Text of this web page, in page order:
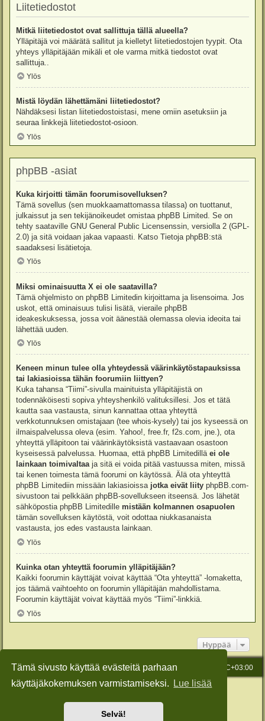
Tämä sivusto käyttää evästeitä parhaan
käyttäjäkokemuksen varmistamiseksi.
Lue lisää
Selvä!
Liitetiedostot
Mitkä liitetiedostot ovat sallittuja tällä alueella?
Ylläpitäjä voi määrätä sallitut ja kielletyt liitetiedostojen tyypit. Ota
yhteys ylläpitäjään mikäli et ole varma mitkä tiedostot ovat
sallittuja..
Ylös
Mistä löydän lähettämäni liitetiedostot?
Nähdäksesi listan liitetiedostoistasi, mene omiin asetuksiin ja
seuraa linkkejä liitetiedostot-osioon.
Ylös
phpBB -asiat
Kuka kirjoitti tämän foorumisovelluksen?
Tämä sovellus (sen muokkaamattomassa tilassa) on tuottanut,
julkaissut ja sen tekijänoikeudet omistaa phpBB Limited . Se on
tehty saataville GNU General Public Licensenssin, versiolla 2 (GPL-
2.0) ja sitä voidaan jakaa vapaasti. Katso Tietoja phpBB:stä
saadaksesi lisätietoja.
Ylös
Miksi ominaisuutta X ei ole saatavilla?
Tämä ohjelmisto on phpBB Limitedin kirjoittama ja lisensoima. Jos
uskot, että ominaisuus tulisi lisätä, vieraile phpBB
ideakeskuksessa , jossa voit äänestää olemassa olevia ideoita tai
lähettää uuden.
Ylös
Keneen minun tulee olla yhteydessä väärinkäytöstapauksissa
tai lakiasioissa tähän foorumiin liittyen?
Kuka tahansa “Tiimi”-sivulla mainituista ylläpitäjistä on
todennäköisesti sopiva yhteyshenkilö valituksillesi. Jos et tätä
kautta saa vastausta, sinun kannattaa ottaa yhteyttä
verkkotunnuksen omistajaan (tee whois-kysely) tai jos kyseessä on
ilmaispalvelussa oleva (esim. Yahoo!, free.fr, f2s.com, jne.), ota
yhteyttä ylläpitoon tai väärinkäytöksistä vastaavaan osastoon
kyseisessä palvelussa. Huomaa, että phpBB Limitedillä ei ole
lainkaan toimivaltaaja sitä ei voida pitää vastuussa miten, missä
tai kenen toimesta tämä foorumi on käytössä. Älä ota yhteyttä
phpBB Limitediin missään lakiasioissa jotka eivät liity phpBB.com-
sivustoon tai pelkkään phpBB-sovellukseen itseensä. Jos lähetät
sähköpostia phpBB Limitedille mistään kolmannen osapuolen
tämän sovelluksen käytöstä, voit odottaa niukkasanaista
vastausta, jos edes vastausta lainkaan.
Ylös
Kuinka otan yhteyttä foorumin ylläpitäjään?
Kaikki foorumin käyttäjät voivat käyttää “Ota yhteyttä” -lomaketta,
jos täämä vaihtoehto on foorumin ylläpitäjän mahdollistama.
Foorumin käyttäjät voivat käyttää myös “Tiimi”-linkkiä.
Ylös
Hyppää
Etusivu Kaikki ajat ovat UTC+03:00
Viesti Ylläpidolle
Keskustelufoorumin ohjelmistophpBB® Forum Software © phpBB Limited